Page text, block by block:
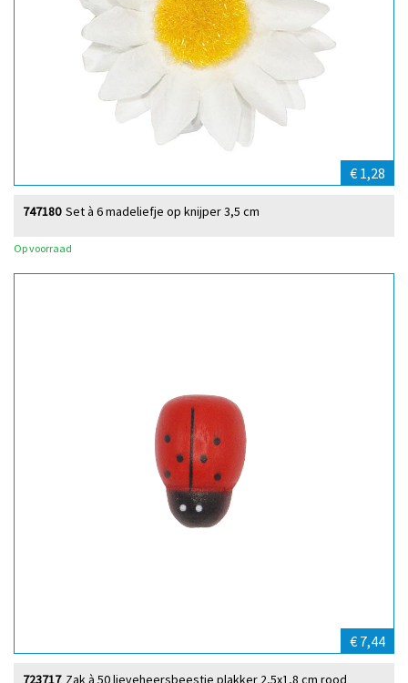
€ 1,28
Set à 6 madeliefje op knijper 3,5 cm
747180
Op voorraad
€ 7,44
Zak à 50 lieveheersbeestje plakker 2,5x1,8 cm rood
723717